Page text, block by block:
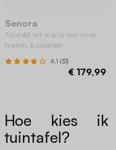
Senora
Tuintafel wit acacia met ronde
hoeken, 6 plaatsen
4.1 (33)
€ 179,99
Hoe kies ik
tuintafel?